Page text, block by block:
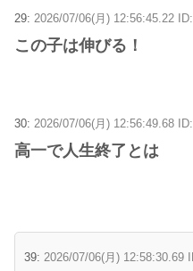
29: 2026/07/06(月) 12:56:45.22
この子は伸びる！
30: 2026/07/06(月) 12:56:49.68
高一で人生終了とは
39: 2026/07/06(月) 12:58:30.69